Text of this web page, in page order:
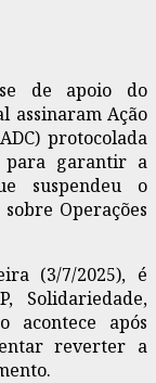
de apoio do
assinaram Ação
protocolada
para garantir a
suspendeu o
Operações
(3/7/2025), é
Solidariedade,
acontece após
reverter a